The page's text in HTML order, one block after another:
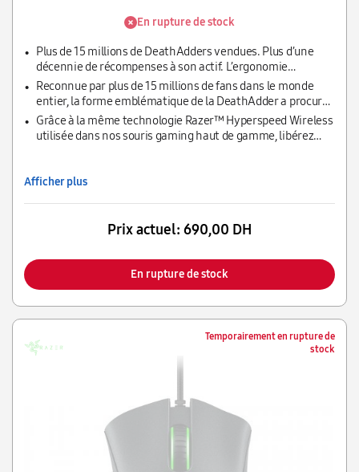
En rupture de stock
Plus de 15 millions de DeathAdders vendues. Plus d’une
décennie de récompenses à son actif. L’ergonomie
emblématique offre désormais un contrôle illimité grâce à
la double connectivité sans fil via les technologies
ultrarapides Razer™ HyperSpeed Wireless ou Bluetooth, et
7 boutons programmables, dont 2 nouveaux boutons
latéraux à accès rapide.
Reconnue par plus de 15 millions de fans dans le monde
entier, la forme emblématique de la DeathAdder a procuré
des victoires à d’innombrables pros, plus que n’importe
quelle autre souris du marché, notamment au triple
Grâce à la même technologie Razer™ Hyperspeed Wireless
utilisée dans nos souris gaming haut de gamme, libérez
Afficher plus
Prix actuel: 690,00 DH
En rupture de stock
Temporairement en rupture de
stock